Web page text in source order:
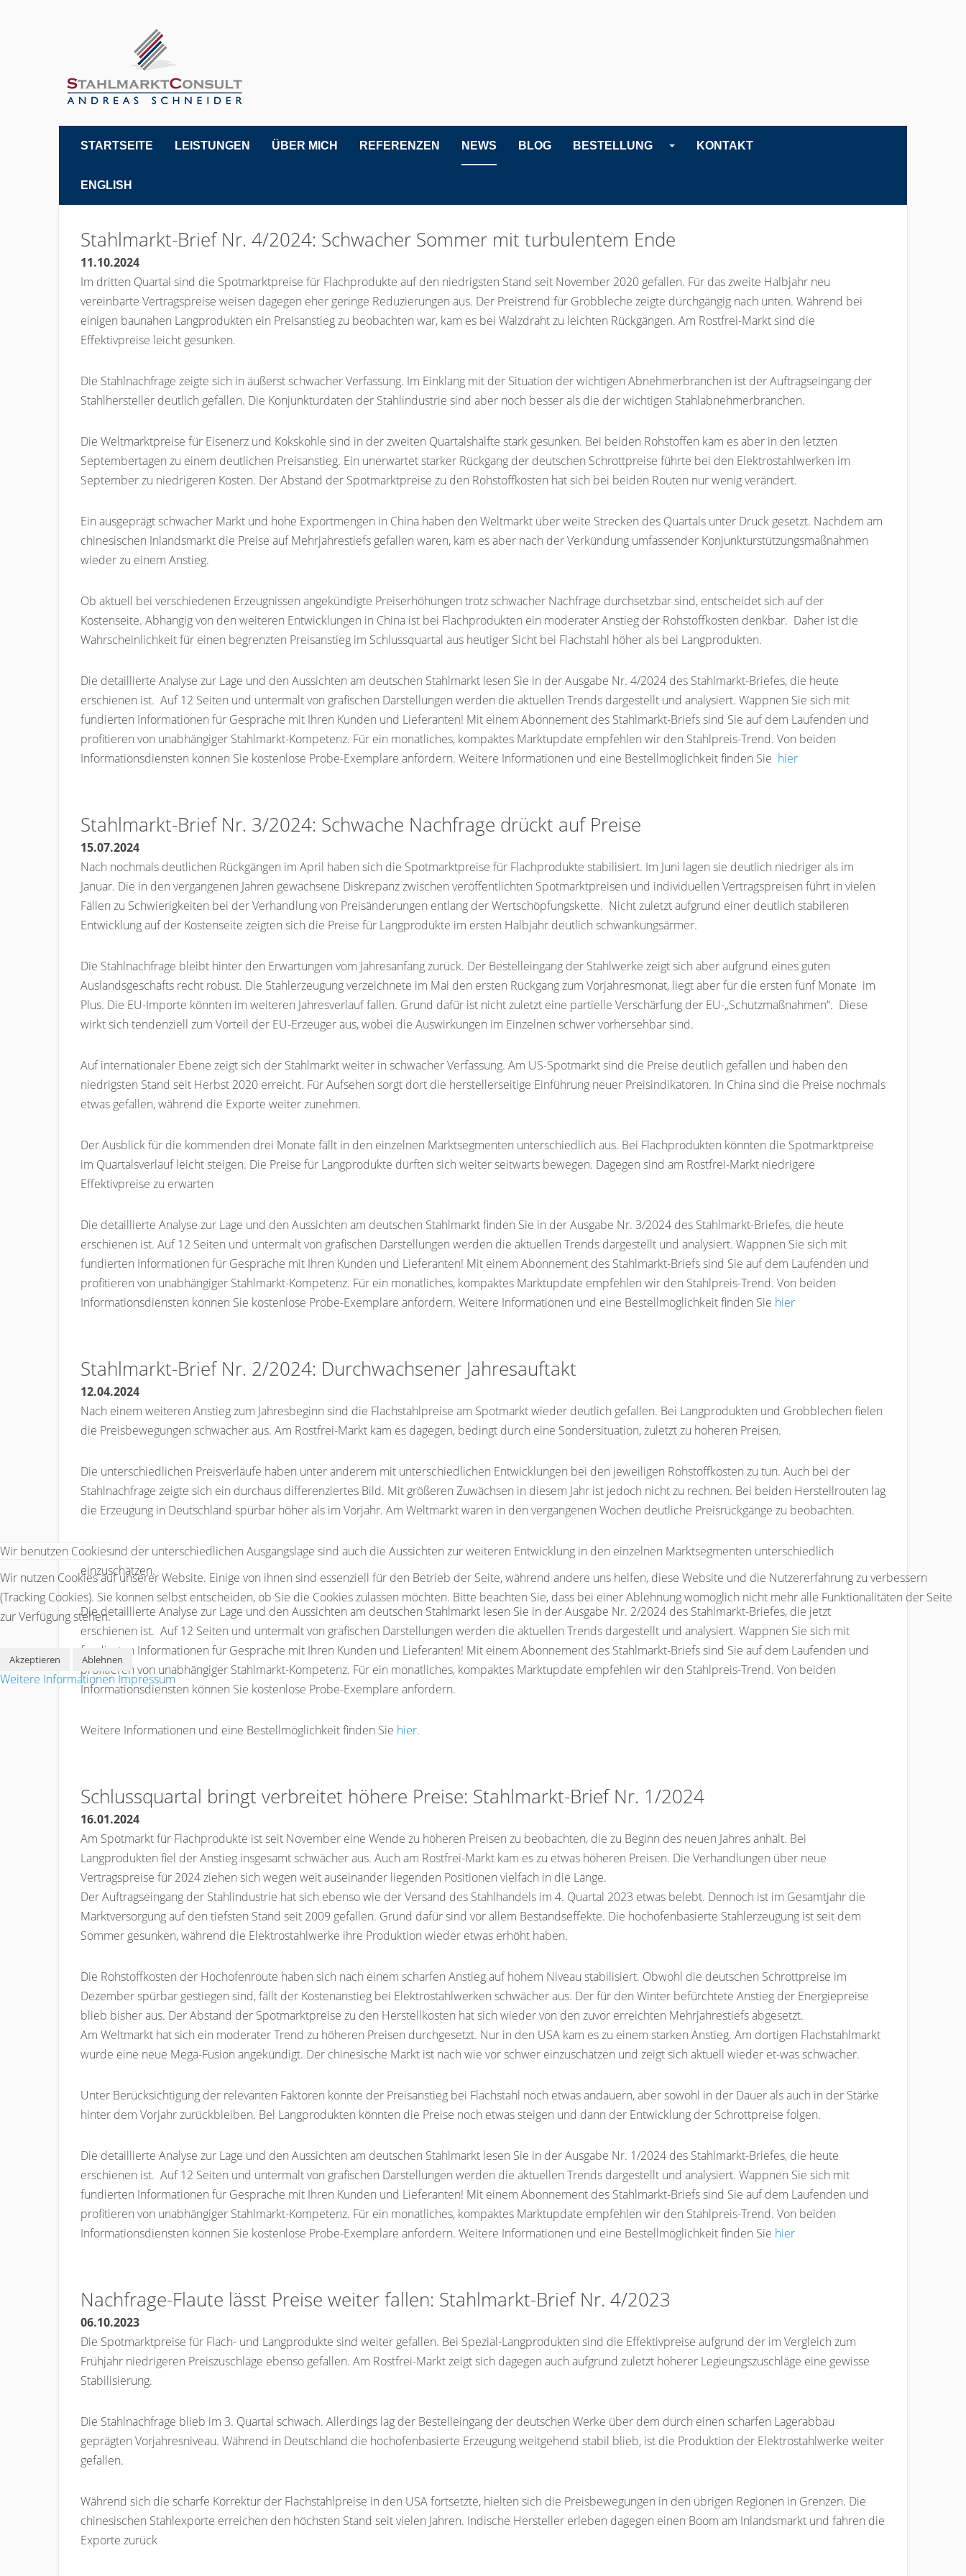
STARTSEITE LEISTUNGEN ÜBER MICH REFERENZEN NEWS BLOG BESTELLUNG KONTAKT
ENGLISH
Stahlmarkt-Brief Nr. 4/2024: Schwacher Sommer mit turbulentem Ende
11.10.2024
Im dritten Quartal sind die Spotmarktpreise für Flachprodukte auf den niedrigsten Stand seit November 2020 gefallen. Für das zweite Halbjahr neu
vereinbarte Vertragspreise weisen dagegen eher geringe Reduzierungen aus. Der Preistrend für Grobbleche zeigte durchgängig nach unten. Während bei
einigen baunahen Langprodukten ein Preisanstieg zu beobachten war, kam es bei Walzdraht zu leichten Rückgängen. Am Rostfrei-Markt sind die
Effektivpreise leicht gesunken.
Die Stahlnachfrage zeigte sich in äußerst schwacher Verfassung. Im Einklang mit der Situation der wichtigen Abnehmerbranchen ist der Auftragseingang der
Stahlhersteller deutlich gefallen. Die Konjunkturdaten der Stahlindustrie sind aber noch besser als die der wichtigen Stahlabnehmerbranchen.
Die Weltmarktpreise für Eisenerz und Kokskohle sind in der zweiten Quartalshälfte stark gesunken. Bei beiden Rohstoffen kam es aber in den letzten
Septembertagen zu einem deutlichen Preisanstieg. Ein unerwartet starker Rückgang der deutschen Schrottpreise führte bei den Elektrostahlwerken im
September zu niedrigeren Kosten. Der Abstand der Spotmarktpreise zu den Rohstoffkosten hat sich bei beiden Routen nur wenig verändert.
Ein ausgeprägt schwacher Markt und hohe Exportmengen in China haben den Weltmarkt über weite Strecken des Quartals unter Druck gesetzt. Nachdem am
chinesischen Inlandsmarkt die Preise auf Mehrjahrestiefs gefallen waren, kam es aber nach der Verkündung umfassender Konjunkturstützungsmaßnahmen
wieder zu einem Anstieg.
Ob aktuell bei verschiedenen Erzeugnissen angekündigte Preiserhöhungen trotz schwacher Nachfrage durchsetzbar sind, entscheidet sich auf der
Kostenseite. Abhängig von den weiteren Entwicklungen in China ist bei Flachprodukten ein moderater Anstieg der Rohstoffkosten denkbar. Daher ist die
Wahrscheinlichkeit für einen begrenzten Preisanstieg im Schlussquartal aus heutiger Sicht bei Flachstahl höher als bei Langprodukten.
Die detaillierte Analyse zur Lage und den Aussichten am deutschen Stahlmarkt lesen Sie in der Ausgabe Nr. 4/2024 des Stahlmarkt-Briefes, die heute
erschienen ist. Auf 12 Seiten und untermalt von grafischen Darstellungen werden die aktuellen Trends dargestellt und analysiert. Wappnen Sie sich mit
fundierten Informationen für Gespräche mit Ihren Kunden und Lieferanten! Mit einem Abonnement des Stahlmarkt-Briefs sind Sie auf dem Laufenden und
profitieren von unabhängiger Stahlmarkt-Kompetenz. Für ein monatliches, kompaktes Marktupdate empfehlen wir den Stahlpreis-Trend. Von beiden
Informationsdiensten können Sie kostenlose Probe-Exemplare anfordern. Weitere Informationen und eine Bestellmöglichkeit finden Sie hier
Stahlmarkt-Brief Nr. 3/2024: Schwache Nachfrage drückt auf Preise
15.07.2024
Nach nochmals deutlichen Rückgängen im April haben sich die Spotmarktpreise für Flachprodukte stabilisiert. Im Juni lagen sie deutlich niedriger als im
Januar. Die in den vergangenen Jahren gewachsene Diskrepanz zwischen veröffentlichten Spotmarktpreisen und individuellen Vertragspreisen führt in vielen
Fällen zu Schwierigkeiten bei der Verhandlung von Preisänderungen entlang der Wertschöpfungskette. Nicht zuletzt aufgrund einer deutlich stabileren
Entwicklung auf der Kostenseite zeigten sich die Preise für Langprodukte im ersten Halbjahr deutlich schwankungsärmer.
Die Stahlnachfrage bleibt hinter den Erwartungen vom Jahresanfang zurück. Der Bestelleingang der Stahlwerke zeigt sich aber aufgrund eines guten
Auslandsgeschäfts recht robust. Die Stahlerzeugung verzeichnete im Mai den ersten Rückgang zum Vorjahresmonat, liegt aber für die ersten fünf Monate im
Plus. Die EU-Importe könnten im weiteren Jahresverlauf fallen. Grund dafür ist nicht zuletzt eine partielle Verschärfung der EU-„Schutzmaßnahmen“. Diese
wirkt sich tendenziell zum Vorteil der EU-Erzeuger aus, wobei die Auswirkungen im Einzelnen schwer vorhersehbar sind.
Auf internationaler Ebene zeigt sich der Stahlmarkt weiter in schwacher Verfassung. Am US-Spotmarkt sind die Preise deutlich gefallen und haben den
niedrigsten Stand seit Herbst 2020 erreicht. Für Aufsehen sorgt dort die herstellerseitige Einführung neuer Preisindikatoren. In China sind die Preise nochmals
etwas gefallen, während die Exporte weiter zunehmen.
Der Ausblick für die kommenden drei Monate fällt in den einzelnen Marktsegmenten unterschiedlich aus. Bei Flachprodukten könnten die Spotmarktpreise
im Quartalsverlauf leicht steigen. Die Preise für Langprodukte dürften sich weiter seitwärts bewegen. Dagegen sind am Rostfrei-Markt niedrigere
Effektivpreise zu erwarten
Die detaillierte Analyse zur Lage und den Aussichten am deutschen Stahlmarkt finden Sie in der Ausgabe Nr. 3/2024 des Stahlmarkt-Briefes, die heute
erschienen ist. Auf 12 Seiten und untermalt von grafischen Darstellungen werden die aktuellen Trends dargestellt und analysiert. Wappnen Sie sich mit
fundierten Informationen für Gespräche mit Ihren Kunden und Lieferanten! Mit einem Abonnement des Stahlmarkt-Briefs sind Sie auf dem Laufenden und
profitieren von unabhängiger Stahlmarkt-Kompetenz. Für ein monatliches, kompaktes Marktupdate empfehlen wir den Stahlpreis-Trend. Von beiden
Informationsdiensten können Sie kostenlose Probe-Exemplare anfordern. Weitere Informationen und eine Bestellmöglichkeit finden Sie hier
Stahlmarkt-Brief Nr. 2/2024: Durchwachsener Jahresauftakt
12.04.2024
Nach einem weiteren Anstieg zum Jahresbeginn sind die Flachstahlpreise am Spotmarkt wieder deutlich gefallen. Bei Langprodukten und Grobblechen fielen
die Preisbewegungen schwächer aus. Am Rostfrei-Markt kam es dagegen, bedingt durch eine Sondersituation, zuletzt zu höheren Preisen.
Die unterschiedlichen Preisverläufe haben unter anderem mit unterschiedlichen Entwicklungen bei den jeweiligen Rohstoffkosten zu tun. Auch bei der
Stahlnachfrage zeigte sich ein durchaus differenziertes Bild. Mit größeren Zuwächsen in diesem Jahr ist jedoch nicht zu rechnen. Bei beiden Herstellrouten lag
die Erzeugung in Deutschland spürbar höher als im Vorjahr. Am Weltmarkt waren in den vergangenen Wochen deutliche Preisrückgänge zu beobachten.
Aufgrund der unterschiedlichen Ausgangslage sind auch die Aussichten zur weiteren Entwicklung in den einzelnen Marktsegmenten unterschiedlich
einzuschätzen.
Die detaillierte Analyse zur Lage und den Aussichten am deutschen Stahlmarkt lesen Sie in der Ausgabe Nr. 2/2024 des Stahlmarkt-Briefes, die jetzt
erschienen ist. Auf 12 Seiten und untermalt von grafischen Darstellungen werden die aktuellen Trends dargestellt und analysiert. Wappnen Sie sich mit
fundierten Informationen für Gespräche mit Ihren Kunden und Lieferanten! Mit einem Abonnement des Stahlmarkt-Briefs sind Sie auf dem Laufenden und
profitieren von unabhängiger Stahlmarkt-Kompetenz. Für ein monatliches, kompaktes Marktupdate empfehlen wir den Stahlpreis-Trend. Von beiden
Informationsdiensten können Sie kostenlose Probe-Exemplare anfordern.
Weitere Informationen und eine Bestellmöglichkeit finden Sie hier.
Schlussquartal bringt verbreitet höhere Preise: Stahlmarkt-Brief Nr. 1/2024
16.01.2024
Am Spotmarkt für Flachprodukte ist seit November eine Wende zu höheren Preisen zu beobachten, die zu Beginn des neuen Jahres anhält. Bei
Langprodukten fiel der Anstieg insgesamt schwächer aus. Auch am Rostfrei-Markt kam es zu etwas höheren Preisen. Die Verhandlungen über neue
Vertragspreise für 2024 ziehen sich wegen weit auseinander liegenden Positionen vielfach in die Länge.
Der Auftragseingang der Stahlindustrie hat sich ebenso wie der Versand des Stahlhandels im 4. Quartal 2023 etwas belebt. Dennoch ist im Gesamtjahr die
Marktversorgung auf den tiefsten Stand seit 2009 gefallen. Grund dafür sind vor allem Bestandseffekte. Die hochofenbasierte Stahlerzeugung ist seit dem
Sommer gesunken, während die Elektrostahlwerke ihre Produktion wieder etwas erhöht haben.
Die Rohstoffkosten der Hochofenroute haben sich nach einem scharfen Anstieg auf hohem Niveau stabilisiert. Obwohl die deutschen Schrottpreise im
Dezember spürbar gestiegen sind, fällt der Kostenanstieg bei Elektrostahlwerken schwächer aus. Der für den Winter befürchtete Anstieg der Energiepreise
blieb bisher aus. Der Abstand der Spotmarktpreise zu den Herstellkosten hat sich wieder von den zuvor erreichten Mehrjahrestiefs abgesetzt.
Am Weltmarkt hat sich ein moderater Trend zu höheren Preisen durchgesetzt. Nur in den USA kam es zu einem starken Anstieg. Am dortigen Flachstahlmarkt
wurde eine neue Mega-Fusion angekündigt. Der chinesische Markt ist nach wie vor schwer einzuschätzen und zeigt sich aktuell wieder et-was schwächer.
Unter Berücksichtigung der relevanten Faktoren könnte der Preisanstieg bei Flachstahl noch etwas andauern, aber sowohl in der Dauer als auch in der Stärke
hinter dem Vorjahr zurückbleiben. Bel Langprodukten könnten die Preise noch etwas steigen und dann der Entwicklung der Schrottpreise folgen.
Die detaillierte Analyse zur Lage und den Aussichten am deutschen Stahlmarkt lesen Sie in der Ausgabe Nr. 1/2024 des Stahlmarkt-Briefes, die heute
erschienen ist. Auf 12 Seiten und untermalt von grafischen Darstellungen werden die aktuellen Trends dargestellt und analysiert. Wappnen Sie sich mit
fundierten Informationen für Gespräche mit Ihren Kunden und Lieferanten! Mit einem Abonnement des Stahlmarkt-Briefs sind Sie auf dem Laufenden und
profitieren von unabhängiger Stahlmarkt-Kompetenz. Für ein monatliches, kompaktes Marktupdate empfehlen wir den Stahlpreis-Trend. Von beiden
Informationsdiensten können Sie kostenlose Probe-Exemplare anfordern. Weitere Informationen und eine Bestellmöglichkeit finden Sie hier
Nachfrage-Flaute lässt Preise weiter fallen: Stahlmarkt-Brief Nr. 4/2023
06.10.2023
Die Spotmarktpreise für Flach- und Langprodukte sind weiter gefallen. Bei Spezial-Langprodukten sind die Effektivpreise aufgrund der im Vergleich zum
Frühjahr niedrigeren Preiszuschläge ebenso gefallen. Am Rostfrei-Markt zeigt sich dagegen auch aufgrund zuletzt höherer Legieungszuschläge eine gewisse
Stabilisierung.
Die Stahlnachfrage blieb im 3. Quartal schwach. Allerdings lag der Bestelleingang der deutschen Werke über dem durch einen scharfen Lagerabbau
geprägten Vorjahresniveau. Während in Deutschland die hochofenbasierte Erzeugung weitgehend stabil blieb, ist die Produktion der Elektrostahlwerke weiter
gefallen.
Während sich die scharfe Korrektur der Flachstahlpreise in den USA fortsetzte, hielten sich die Preisbewegungen in den übrigen Regionen in Grenzen. Die
chinesischen Stahlexporte erreichen den höchsten Stand seit vielen Jahren. Indische Hersteller erleben dagegen einen Boom am Inlandsmarkt und fahren die
Exporte zurück
Wir benutzen Cookies
Wir nutzen Cookies auf unserer Website. Einige von ihnen sind essenziell für den Betrieb der Seite, während andere uns helfen, diese Website und die Nutzererfahrung zu verbessern
(Tracking Cookies). Sie können selbst entscheiden, ob Sie die Cookies zulassen möchten. Bitte beachten Sie, dass bei einer Ablehnung womöglich nicht mehr alle Funktionalitäten der Seite
zur Verfügung stehen.
Akzeptieren Ablehnen
Weitere InformationenImpressum